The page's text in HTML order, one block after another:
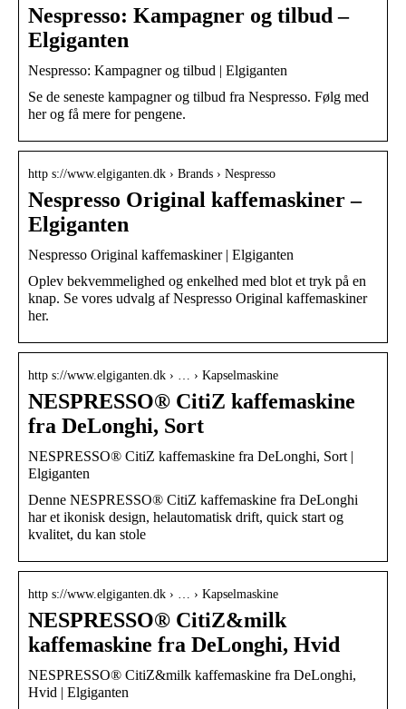
Nespresso: Kampagner og tilbud –
Elgiganten
Nespresso: Kampagner og tilbud | Elgiganten
Se de seneste kampagner og tilbud fra Nespresso. Følg med
her og få mere for pengene.
http s://www.elgiganten.dk › Brands › Nespresso
Nespresso Original kaffemaskiner –
Elgiganten
Nespresso Original kaffemaskiner | Elgiganten
Oplev bekvemmelighed og enkelhed med blot et tryk på en
knap. Se vores udvalg af Nespresso Original kaffemaskiner
her.
http s://www.elgiganten.dk › … › Kapselmaskine
NESPRESSO® CitiZ kaffemaskine
fra DeLonghi, Sort
NESPRESSO® CitiZ kaffemaskine fra DeLonghi, Sort |
Elgiganten
Denne NESPRESSO® CitiZ kaffemaskine fra DeLonghi
har et ikonisk design, helautomatisk drift, quick start og
kvalitet, du kan stole
http s://www.elgiganten.dk › … › Kapselmaskine
NESPRESSO® CitiZ&milk
kaffemaskine fra DeLonghi, Hvid
NESPRESSO® CitiZ&milk kaffemaskine fra DeLonghi,
Hvid | Elgiganten